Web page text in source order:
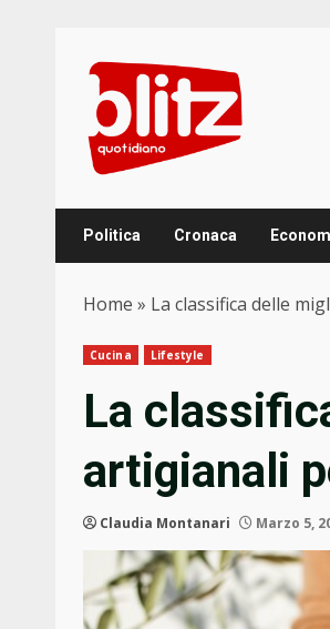
content
Politica Cronaca
Home » La classifica delle
Cucina Lifestyle
La
artigianali
Claudia Montanari Marzo 5,